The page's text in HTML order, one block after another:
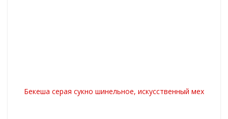
Бекеша серая сукно шинельное, искусственный мех